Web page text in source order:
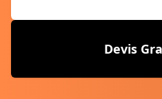
Devis